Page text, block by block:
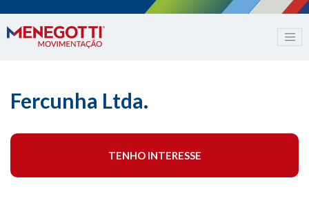
Fercunha Ltda.
TENHO INTERESSE